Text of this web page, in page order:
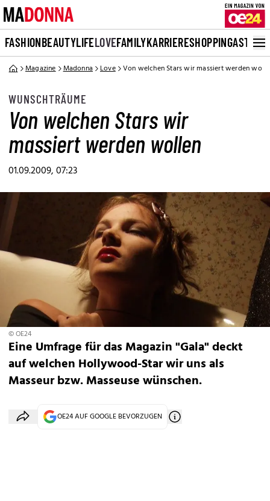
FASHIONBEAUTYLIFELOVEFAMILYKARRIERESHOPPINGASTRO
Magazine Madonna Love Von welchen Stars wir massiert werden
WUNSCHTRÄUME
Von welchen Stars wir
massiert werden wollen
01.09.2009, 07:23
© OE24
Eine Umfrage für das Magazin "Gala" deckt
auf welchen Hollywood-Star wir uns als
Masseur bzw. Masseuse wünschen.
OE24 AUF GOOGLE BEVORZUGEN